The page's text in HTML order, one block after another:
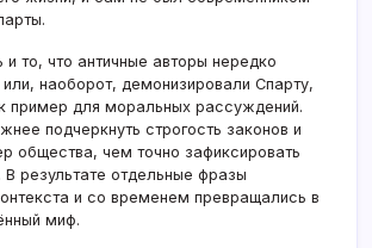
и то, что античные авторы нередко
наоборот, демонизировали Спарту,
пример для моральных рассуждений.
подчеркнуть строгость законов и
общества, чем точно зафиксировать
результате отдельные фразы
и со временем превращались в
миф.